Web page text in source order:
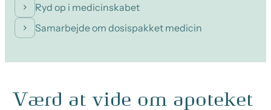
Ryd op i medicinskabet
Samarbejde om dosispakket medicin
Værd at vide om apoteket